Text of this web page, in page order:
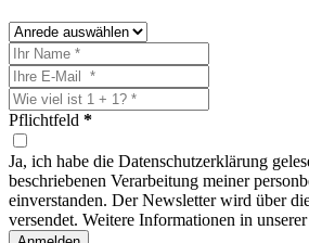
Pflichtfeld *
Ja, ich habe die Datenschutzerklärung
beschriebenen Verarbeitung meiner
einverstanden. Der Newsletter wird über
versendet. Weitere Informationen in unserer